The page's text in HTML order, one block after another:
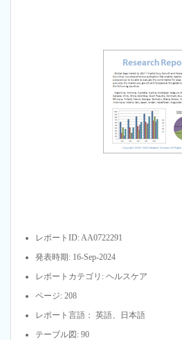
レポートID: AA0722291
発表時期: 16-Sep-2024
レポートカテゴリ: ヘルスケア
ページ: 208
レポート言語： 英語、日本語
テーブル図: 90